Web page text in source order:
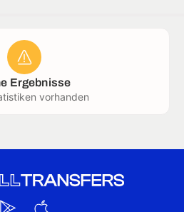
Ergebnisse
vorhanden